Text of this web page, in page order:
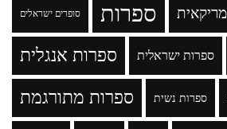
סופרים ישראלים ספרות
ספרות אנגלית ספרות ישראלית
ספרות מתורגמת ספרות נשית